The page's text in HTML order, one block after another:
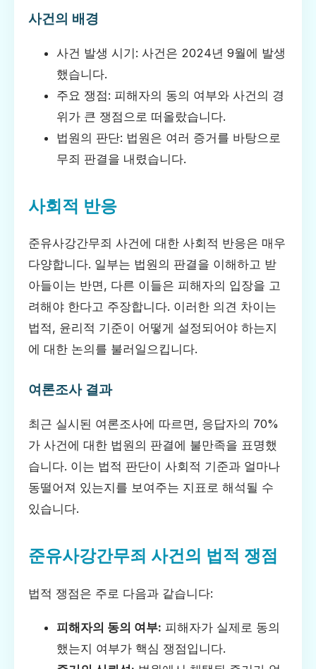
사건의 배경
사건 발생 시기: 사건은 2024년 9월에 발생
했습니다.
주요 쟁점: 피해자의 동의 여부와 사건의 경
위가 큰 쟁점으로 떠올랐습니다.
법원의 판단: 법원은 여러 증거를 바탕으로
무죄 판결을 내렸습니다.
사회적 반응
준유사강간무죄 사건에 대한 사회적 반응은 매우
다양합니다. 일부는 법원의 판결을 이해하고 받
아들이는 반면, 다른 이들은 피해자의 입장을 고
려해야 한다고 주장합니다. 이러한 의견 차이는
법적, 윤리적 기준이 어떻게 설정되어야 하는지
에 대한 논의를 불러일으킵니다.
여론조사 결과
최근 실시된 여론조사에 따르면, 응답자의 70%
가 사건에 대한 법원의 판결에 불만족을 표명했
습니다. 이는 법적 판단이 사회적 기준과 얼마나
동떨어져 있는지를 보여주는 지표로 해석될 수
있습니다.
준유사강간무죄 사건의 법적 쟁점
법적 쟁점은 주로 다음과 같습니다:
피해자의 동의 여부: 피해자가 실제로 동의
했는지 여부가 핵심 쟁점입니다.